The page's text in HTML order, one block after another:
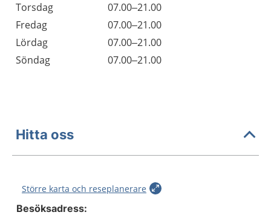
Torsdag
07.00–21.00
Fredag
07.00–21.00
Lördag
07.00–21.00
Söndag
07.00–21.00
Hitta oss
Större karta och reseplanerare
Besöksadress: